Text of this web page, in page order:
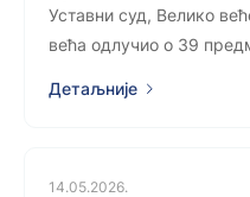
Уставни суд, Велико
већа одлучио о 39
Детаљније
14.05.2026.